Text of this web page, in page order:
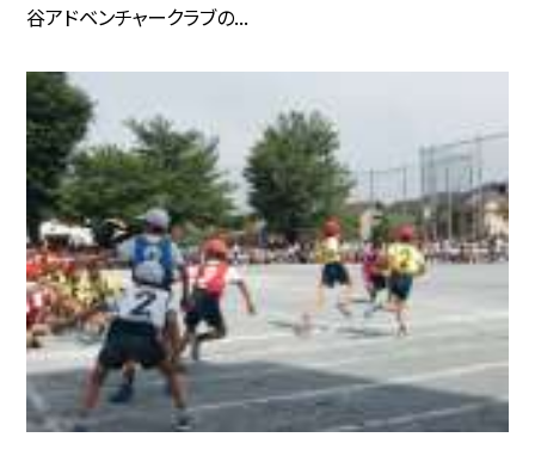
谷アドベンチャークラブの...